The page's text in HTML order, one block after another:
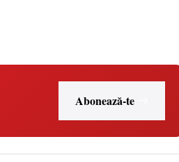
Abonează-te